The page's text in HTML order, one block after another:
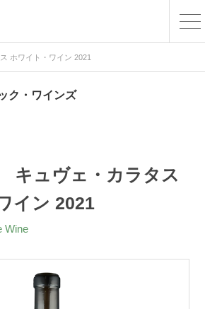
ホワイト・ワイン 2021
ク・ワインズ
キュヴェ・カラタス
イン 2021
Wine